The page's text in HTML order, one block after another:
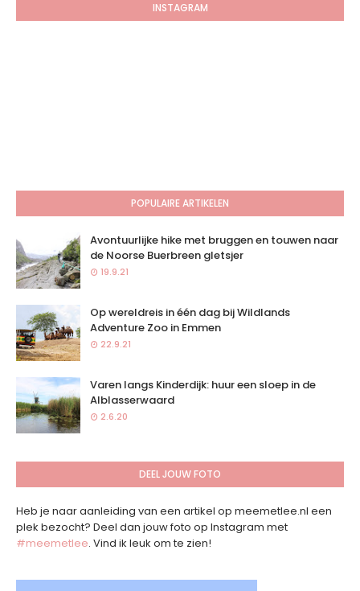
INSTAGRAM
POPULAIRE ARTIKELEN
Avontuurlijke hike met bruggen en touwen naar
de Noorse Buerbreen gletsjer
19.9.21
Op wereldreis in één dag bij Wildlands
Adventure Zoo in Emmen
22.9.21
Varen langs Kinderdijk: huur een sloep in de
Alblasserwaard
2.6.20
DEEL JOUW FOTO
Heb je naar aanleiding van een artikel op meemetlee.nl een
plek bezocht? Deel dan jouw foto op Instagram met
#meemetlee. Vind ik leuk om te zien!